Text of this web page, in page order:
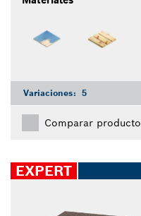
Variaciones: 5
Comparar producto
EXPERT